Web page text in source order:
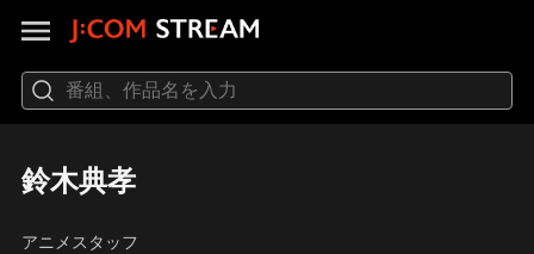
鈴木典孝
アニメスタッフ